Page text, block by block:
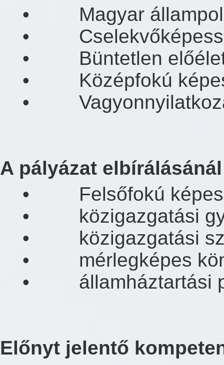
• Magyar
•
• Büntetlen
• Középfokú
•
A pályázat
• Felsőfokú
• közigazgatási
• közigazgatási
• mérlegképes
• államháztartási
Előnyt jelentő